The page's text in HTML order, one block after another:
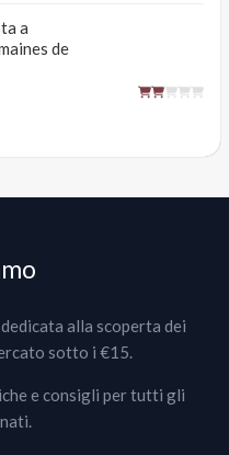
a
de
alla scoperta dei
sotto i €15.
e consigli per tutti gli